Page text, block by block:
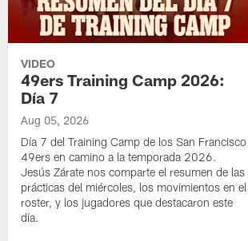
VIDEO
49ers Training Camp 2026:
Día 7
Aug 05, 2026
Día 7 del Training Camp de los San Francisco
49ers en camino a la temporada 2026.
Jesús Zárate nos comparte el resumen de las
prácticas del miércoles, los movimientos en el
roster, y los jugadores que destacaron este
día.